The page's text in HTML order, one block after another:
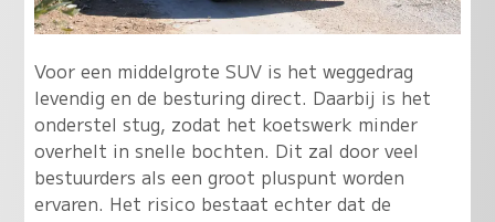
Voor een middelgrote SUV is het weggedrag
levendig en de besturing direct. Daarbij is het
onderstel stug, zodat het koetswerk minder
overhelt in snelle bochten. Dit zal door veel
bestuurders als een groot pluspunt worden
ervaren. Het risico bestaat echter dat de